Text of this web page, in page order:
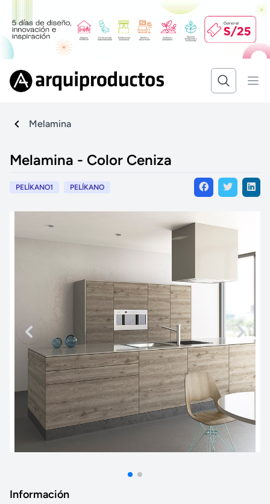
Melamina
Melamina - Color Ceniza
PELÍKANO1 PELÍKANO
Información